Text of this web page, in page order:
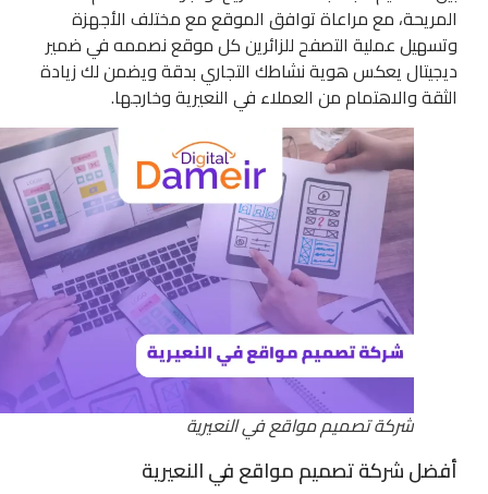
المريحة، مع مراعاة توافق الموقع مع مختلف الأجهزة
وتسهيل عملية التصفح للزائرين كل موقع نصممه في ضمير
ديجيتال يعكس هوية نشاطك التجاري بدقة ويضمن لك زيادة
الثقة والاهتمام من العملاء في النعيرية وخارجها.
شركة تصميم مواقع في النعيرية
أفضل شركة تصميم مواقع في النعيرية